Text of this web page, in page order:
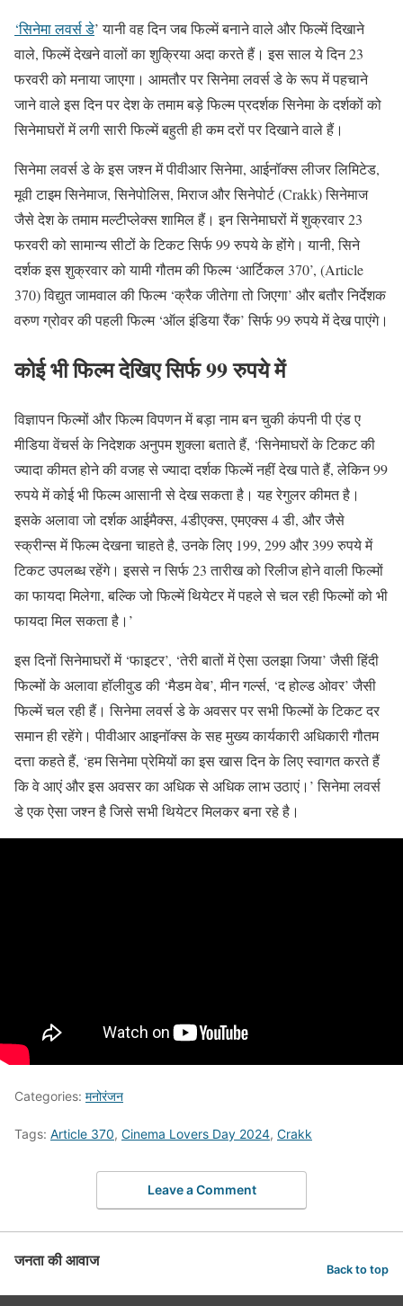
‘सिनेमा लवर्स डे’ यानी वह दिन जब फिल्में बनाने वाले और फिल्में दिखाने
वाले, फिल्में देखने वालों का शुक्रिया अदा करते हैं। इस साल ये दिन 23
फरवरी को मनाया जाएगा। आमतौर पर सिनेमा लवर्स डे के रूप में पहचाने
जाने वाले इस दिन पर देश के तमाम बड़े फिल्म प्रदर्शक सिनेमा के दर्शकों को
सिनेमाघरों में लगी सारी फिल्में बहुती ही कम दरों पर दिखाने वाले हैं।
सिनेमा लवर्स डे के इस जश्न में पीवीआर सिनेमा, आईनॉक्स लीजर लिमिटेड,
मूवी टाइम सिनेमाज, सिनेपोलिस, मिराज और सिनेपोर्ट (Crakk) सिनेमाज
जैसे देश के तमाम मल्टीप्लेक्स शामिल हैं। इन सिनेमाघरों में शुक्रवार 23
फरवरी को सामान्य सीटों के टिकट सिर्फ 99 रुपये के होंगे। यानी, सिने
दर्शक इस शुक्रवार को यामी गौतम की फिल्म ‘आर्टिकल 370’, (Article
370) विद्युत जामवाल की फिल्म ‘क्रैक जीतेगा तो जिएगा’ और बतौर निर्देशक
वरुण ग्रोवर की पहली फिल्म ‘ऑल इंडिया रैंक’ सिर्फ 99 रुपये में देख पाएंगे।
कोई भी फिल्म देखिए सिर्फ 99 रुपये में
विज्ञापन फिल्मों और फिल्म विपणन में बड़ा नाम बन चुकी कंपनी पी एंड ए
मीडिया वेंचर्स के निदेशक अनुपम शुक्ला बताते हैं, ‘सिनेमाघरों के टिकट की
ज्यादा कीमत होने की वजह से ज्यादा दर्शक फिल्में नहीं देख पाते हैं, लेकिन 99
रुपये में कोई भी फिल्म आसानी से देख सकता है। यह रेगुलर कीमत है।
इसके अलावा जो दर्शक आईमैक्स, 4डीएक्स, एमएक्स 4 डी, और जैसे
स्क्रीन्स में फिल्म देखना चाहते है, उनके लिए 199, 299 और 399 रुपये में
टिकट उपलब्ध रहेंगे। इससे न सिर्फ 23 तारीख को रिलीज होने वाली फिल्मों
का फायदा मिलेगा, बल्कि जो फिल्में थियेटर में पहले से चल रही फिल्मों को भी
फायदा मिल सकता है।’
इस दिनों सिनेमाघरों में ‘फाइटर’, ‘तेरी बातों में ऐसा उलझा जिया’ जैसी हिंदी
फिल्मों के अलावा हॉलीवुड की ‘मैडम वेब’, मीन गर्ल्स, ‘द होल्ड ओवर’ जैसी
फिल्में चल रही हैं। सिनेमा लवर्स डे के अवसर पर सभी फिल्मों के टिकट दर
समान ही रहेंगे। पीवीआर आइनॉक्स के सह मुख्य कार्यकारी अधिकारी गौतम
दत्ता कहते हैं, ‘हम सिनेमा प्रेमियों का इस खास दिन के लिए स्वागत करते हैं
कि वे आएं और इस अवसर का अधिक से अधिक लाभ उठाएं।’ सिनेमा लवर्स
डे एक ऐसा जश्न है जिसे सभी थियेटर मिलकर बना रहे है।
Categories: मनोरंजन
Tags: Article 370, Cinema Lovers Day 2024, Crakk
Leave a Comment
जनता की आवाज Back to top